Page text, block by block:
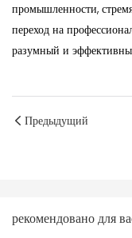
промышленности,
переход на
разумный и
Предыдущий
рекомендовано для